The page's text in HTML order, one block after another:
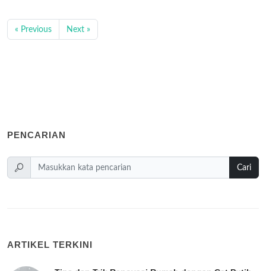
« Previous Next »
PENCARIAN
Cari
ARTIKEL TERKINI